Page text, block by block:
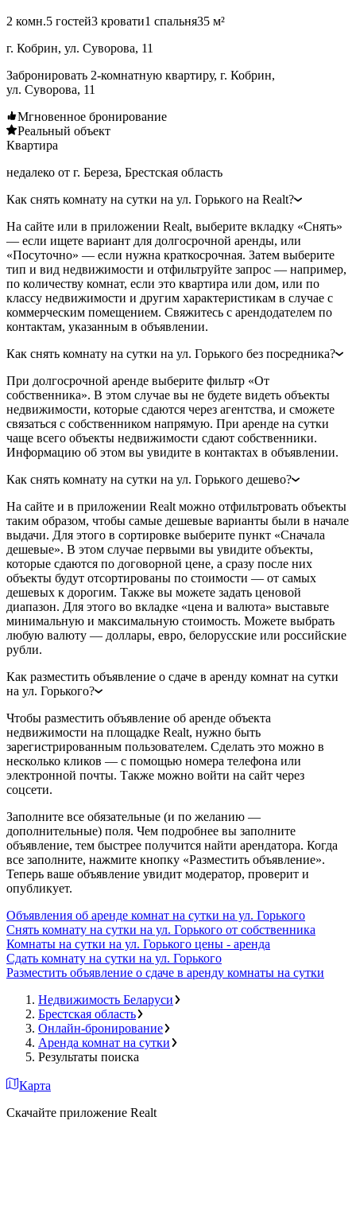
2 комн.5 гостей3 кровати1 спальня35 м²
г. Кобрин, ул. Суворова, 11
Забронировать 2-комнатную квартиру, г. Кобрин,
ул. Суворова, 11
Мгновенное бронирование
Реальный объект
Квартира
недалеко от г. Береза, Брестская область
Как снять комнату на сутки на ул. Горького на Realt?
На сайте или в приложении Realt, выберите вкладку «Снять»
— если ищете вариант для долгосрочной аренды, или
«Посуточно» — если нужна краткосрочная. Затем выберите
тип и вид недвижимости и отфильтруйте запрос — например,
по количеству комнат, если это квартира или дом, или по
классу недвижимости и другим характеристикам в случае с
коммерческим помещением. Свяжитесь с арендодателем по
контактам, указанным в объявлении.
Как снять комнату на сутки на ул. Горького без посредника?
При долгосрочной аренде выберите фильтр «От
собственника». В этом случае вы не будете видеть объекты
недвижимости, которые сдаются через агентства, и сможете
связаться с собственником напрямую. При аренде на сутки
чаще всего объекты недвижимости сдают собственники.
Информацию об этом вы увидите в контактах в объявлении.
Как снять комнату на сутки на ул. Горького дешево?
На сайте и в приложении Realt можно отфильтровать объекты
таким образом, чтобы самые дешевые варианты были в начале
выдачи. Для этого в сортировке выберите пункт «Сначала
дешевые». В этом случае первыми вы увидите объекты,
которые сдаются по договорной цене, а сразу после них
объекты будут отсортированы по стоимости — от самых
дешевых к дорогим. Также вы можете задать ценовой
диапазон. Для этого во вкладке «цена и валюта» выставьте
минимальную и максимальную стоимость. Можете выбрать
любую валюту — доллары, евро, белорусские или российские
рубли.
Как разместить объявление о сдаче в аренду комнат на сутки
на ул. Горького?
Чтобы разместить объявление об аренде объекта
недвижимости на площадке Realt, нужно быть
зарегистрированным пользователем. Сделать это можно в
несколько кликов — с помощью номера телефона или
электронной почты. Также можно войти на сайт через
соцсети.
Заполните все обязательные (и по желанию —
дополнительные) поля. Чем подробнее вы заполните
объявление, тем быстрее получится найти арендатора. Когда
все заполните, нажмите кнопку «Разместить объявление».
Теперь ваше объявление увидит модератор, проверит и
опубликует.
Объявления об аренде комнат на сутки на ул. Горького
Снять комнату на сутки на ул. Горького от собственника
Комнаты на сутки на ул. Горького цены - аренда
Сдать комнату на сутки на ул. Горького
Разместить объявление о сдаче в аренду комнаты на сутки
Недвижимость Беларуси
Брестская область
Онлайн-бронирование
Аренда комнат на сутки
Результаты поиска
Карта
Скачайте приложение Realt